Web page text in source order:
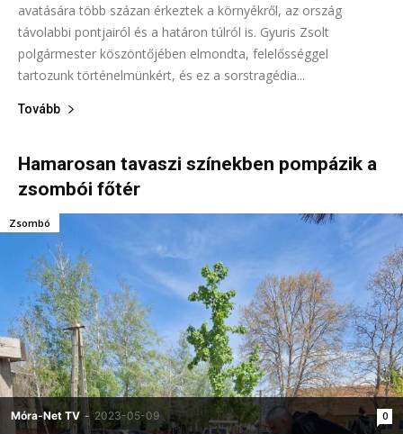
avatására több százan érkeztek a környékről, az ország
távolabbi pontjairól és a határon túlról is. Gyuris Zsolt
polgármester köszöntőjében elmondta, felelősséggel
tartozunk történelmünkért, és ez a sorstragédia...
Tovább
Hamarosan tavaszi színekben pompázik a
zsombói főtér
Móra-Net TV - 2023-05-09 0
Zsombó